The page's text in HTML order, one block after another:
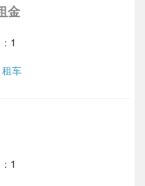
金
1
租车
1